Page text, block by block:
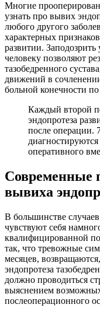
Многие
узнать про вывих
любого другого
характерных
развитии.
человеку позволяют
тазобедренного
движений в
больной конечности
Каждый второй
эндопротеза
после операции.
оперативного
Современные
вывиха
В большинстве
чувствуют себя
квалифицированной
так, что тревожные
месяцев,
эндопротеза
должно проводиться
выяснением
послеоперационного